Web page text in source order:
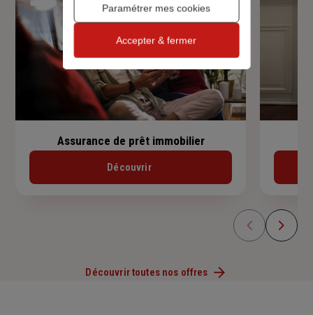
Assurance de prêt immobilier
Découvrir
Découvrir toutes nos offres
Paramétrer mes cookies
Accepter & fermer